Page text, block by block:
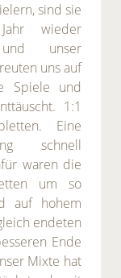
sind sie
wieder
und unser
uns auf
Spiele und
1:1
Eine
schnell
waren die
um so
auf hohem
endeten
Ende
Mixte hat